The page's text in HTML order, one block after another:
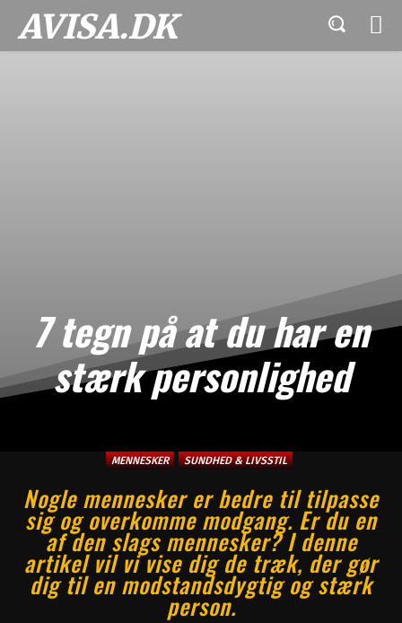
AVISA.DK
7 tegn på at du har en
stærk personlighed
MENNESKER SUNDHED & LIVSSTIL
Nogle mennesker er bedre til tilpasse
sig og overkomme modgang. Er du en
af den slags mennesker? I denne
artikel vil vi vise dig de træk, der gør
dig til en modstandsdygtig og stærk
person.